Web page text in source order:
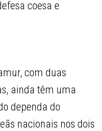
coesa e
com duas
ainda têm uma
dependa do
nacionais nos dois